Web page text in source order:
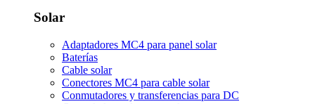
Solar
Adaptadores MC4 para panel solar
Baterías
Cable solar
Conectores MC4 para cable solar
Conmutadores y transferencias para DC